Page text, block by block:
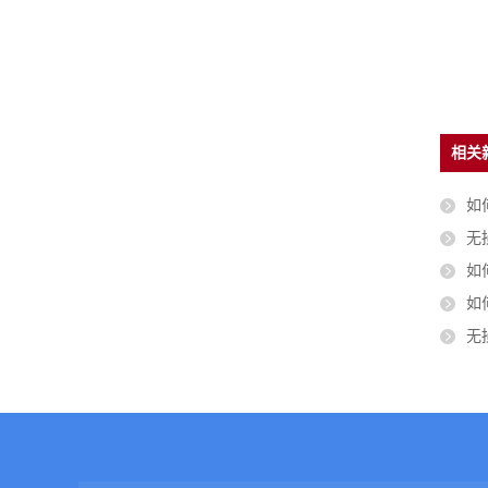
相关
如
无
如
如
无